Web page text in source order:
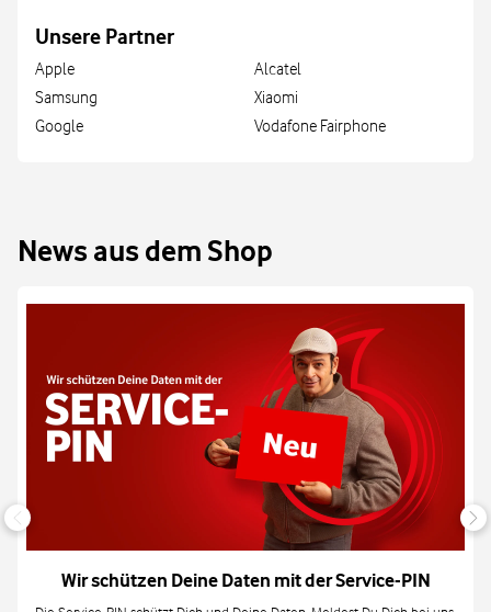
Unsere Partner
Apple
Samsung
Google
Alcatel
Xiaomi
Vodafone Fairphone
News aus dem Shop
Wir schützen Deine Daten mit der Service-PIN